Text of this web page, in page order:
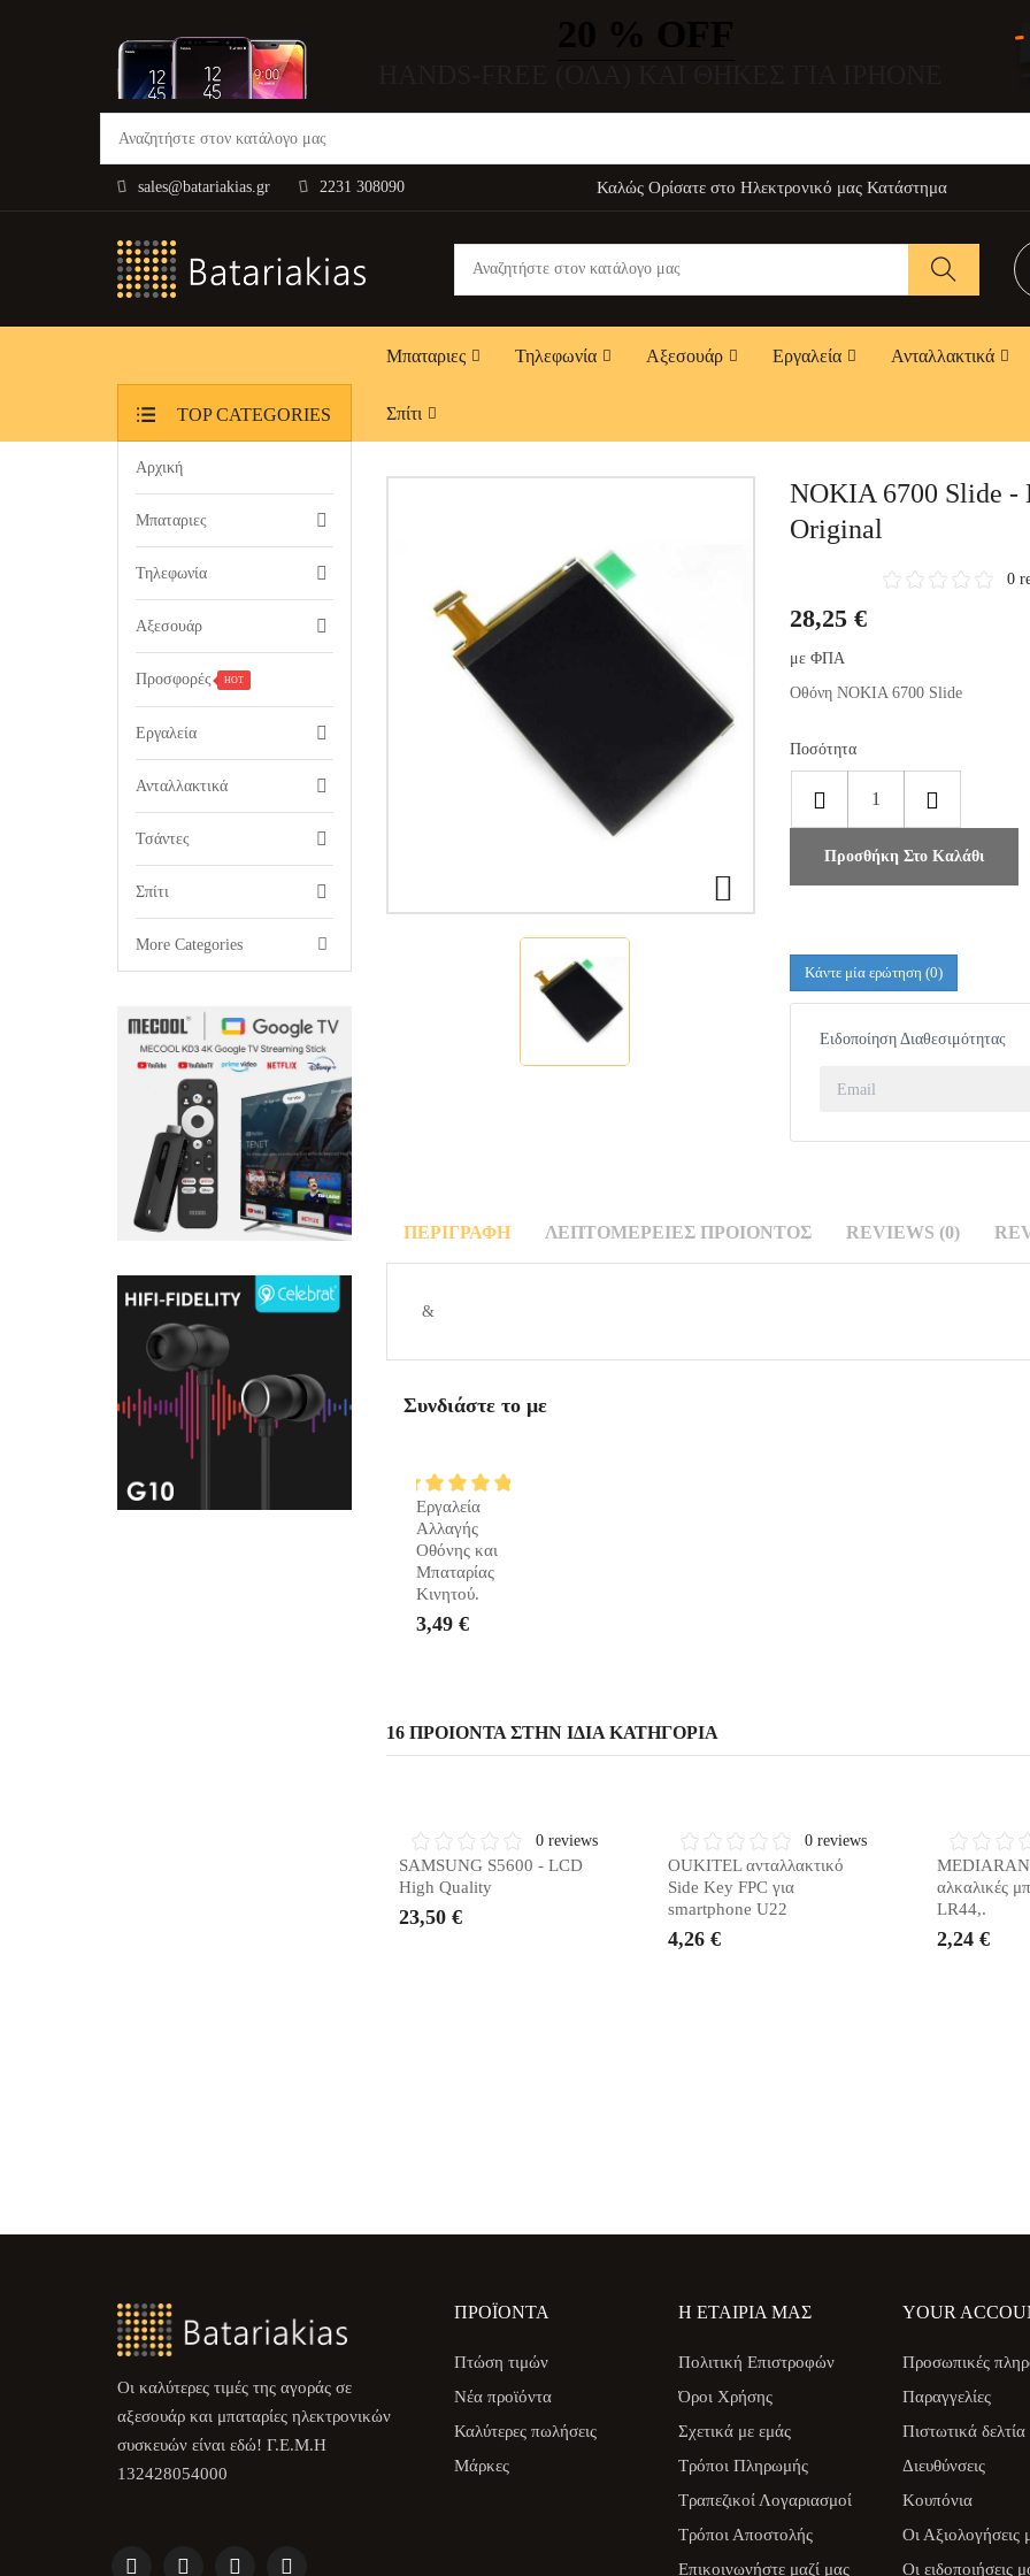
sales@batariakias.gr 2231 308090 Καλώς Ορίσατε στο Ηλεκτρονικό μας Κατάστημα
Μπαταριες Τηλεφωνία Αξεσουάρ Εργαλεία Ανταλλακτικά
Σπίτι
TOP CATEGORIES
Αρχική
Μπαταριες
Τηλεφωνία
Αξεσουάρ
Προσφορές HOT
Εργαλεία
Ανταλλακτικά
Τσάντες
Σπίτι
More Categories 

NOKIA 6700 Slide -
Original
0
28,25 €
με ΦΠΑ
Οθόνη NOKIA 6700 Slide
Ποσότητα
Προσθήκη Στο Καλάθι
Κάντε μία ερώτηση (0)
Ειδοποίηση Διαθεσιμότητας
ΠΕΡΙΓΡΑΦΉ ΛΕΠΤΟΜΈΡΕΙΕΣ ΠΡΟΙΌΝΤΟΣ REVIEWS (0)
&
Συνδιάστε το με
ΣΤΟ
ΚΑΛΆΘΙ
Εργαλεία
Αλλαγής
Οθόνης και
Μπαταρίας
Κινητού.
3,49 €
16 ΠΡΟΙΌΝΤΑ ΣΤΗΝ ΊΔΙΑ ΚΑΤΗΓΟΡΊΑ
0 reviews
SAMSUNG S5600 - LCD
High Quality
23,50 €
0 reviews
OUKITEL ανταλλακτικό
Side Key FPC για
smartphone U22
4,26 €
αλκαλικές
LR44,.
2,24 €
Οι καλύτερες τιμές της αγοράς σε
αξεσουάρ και μπαταρίες ηλεκτρονικών
συσκευών είναι εδώ! Γ.Ε.Μ.Η
132428054000
ΠΡΟΪΌΝΤΑ
Πτώση τιμών
Νέα προϊόντα
Καλύτερες πωλήσεις
Μάρκες
Η ΕΤΑΙΡΊΑ ΜΑΣ
Πολιτική Επιστροφών
Όροι Χρήσης
Σχετικά με εμάς
Τρόποι Πληρωμής
Τραπεζικοί Λογαριασμοί
Τρόποι Αποστολής
Επικοινωνήστε μαζί μας
YOUR
Προσωπικές
Παραγγελίες
Πιστωτικά δελτία
Διευθύνσεις
Κουπόνια
Οι Αξιολογήσεις
Οι ειδοποιήσεις